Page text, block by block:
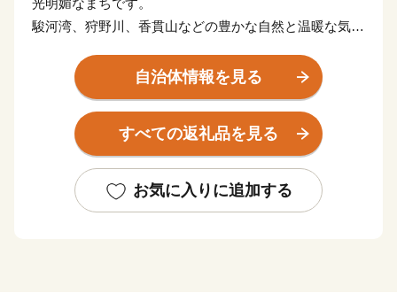
光明媚なまちです。
駿河湾、狩野川、香貫山などの豊かな自然と温暖な気候
お茶やミカンなどの山の幸。
日本有数の生産量を誇るあじのひもの、
タカアシガニをはじめとする深海魚などの豊富な海の
地元名産の品を数多く取り揃えました。
いただいたご寄附は、沼津市の魅力向上や災害に強いま
自治体情報を見る
すべての返礼品を見る
お気に入りに追加する